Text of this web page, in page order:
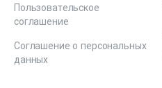
Пользовательское
соглашение
Соглашение о персональных
данных